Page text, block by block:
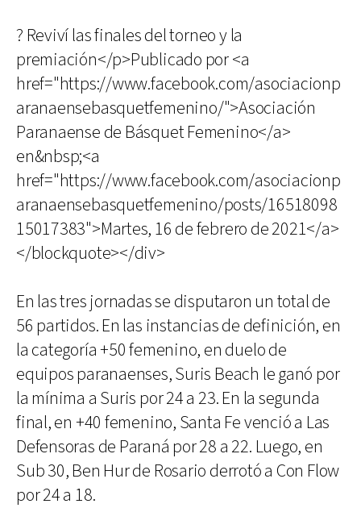
? Reviví las finales del torneo y la
premiación</p>Publicado por <a
href="https://www.facebook.com/asociacionp
aranaensebasquetfemenino/">Asociación
Paranaense de Básquet Femenino</a>
en&nbsp;<a
href="https://www.facebook.com/asociacionp
aranaensebasquetfemenino/posts/16518098
15017383">Martes, 16 de febrero de 2021</a>
</blockquote></div>
En las tres jornadas se disputaron un total de
56 partidos. En las instancias de definición, en
la categoría +50 femenino, en duelo de
equipos paranaenses, Suris Beach le ganó por
la mínima a Suris por 24 a 23. En la segunda
final, en +40 femenino, Santa Fe venció a Las
Defensoras de Paraná por 28 a 22. Luego, en
Sub 30, Ben Hur de Rosario derrotó a Con Flow
por 24 a 18.